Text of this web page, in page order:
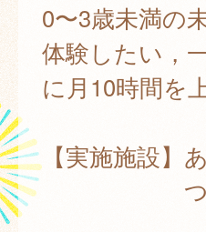
0〜3歳未満の
体験したい，
に月10時間を
【実施施設】
つばく